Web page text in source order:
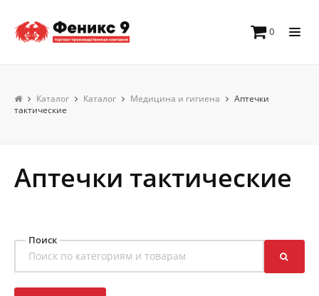
0
Каталог Каталог Медицина и гигиена
Аптечки
тактические
Аптечки тактические
Поиск